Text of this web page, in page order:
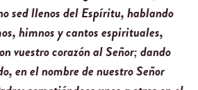
sed llenos del Espíritu, hablando
himnos y cantos espirituales,
vuestro corazón al Señor; dando
en el nombre de nuestro Señor